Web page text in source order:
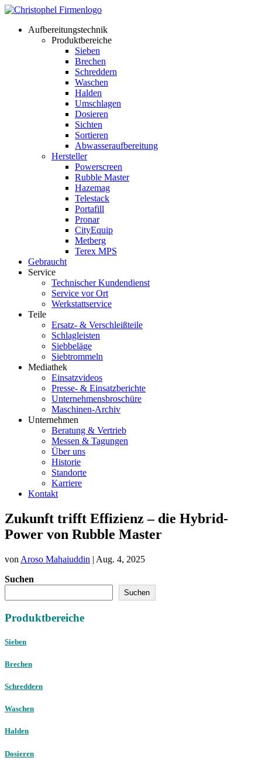
Aufbereitungstechnik
Produktbereiche
Sieben
Brechen
Schreddern
Waschen
Halden
Umschlagen
Dosieren
Sichten
Sortieren
Abwasseraufbereitung
Hersteller
Powerscreen
Rubble Master
Hazemag
Telestack
Portafill
Pronar
CityEquip
Metberg
Terex MPS
Gebraucht
Service
Technischer Kundendienst
Service vor Ort
Werkstattservice
Teile
Ersatz- & Verschleißteile
Schlagleisten
Siebbeläge
Siebtrommeln
Mediathek
Einsatzvideos
Presse- & Einsatzberichte
Unternehmensbroschüre
Maschinen-Archiv
Unternehmen
Beratung & Vertrieb
Messen & Tagungen
Über uns
Historie
Standorte
Karriere
Kontakt
Zukunft trifft Effizienz – die Hybrid-
Power von Rubble Master
von Aroso Mahaiuddin | Aug. 4, 2025
Suchen
Suchen
Produktbereiche
Sieben
Brechen
Schreddern
Waschen
Halden
Dosieren